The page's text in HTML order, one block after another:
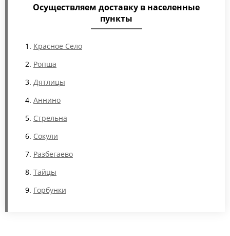
Осуществляем доставку в населенные
пункты
Красное Село
Ропша
Дятлицы
Аннино
Стрельна
Сокули
Разбегаево
Тайцы
Горбунки